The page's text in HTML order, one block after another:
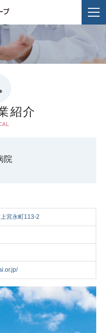
紹介
院
宮永町113-2